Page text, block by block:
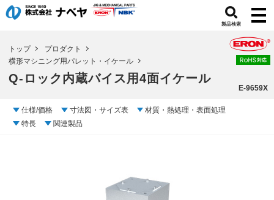
製品検索
トップ
プロダクト
横形マシニング用パレット・イケール
Q-ロック内蔵バイス用4面イケール
E-9659X
仕様/価格 寸法図・サイズ表
材質・熱処理・表面処理
特長
関連製品